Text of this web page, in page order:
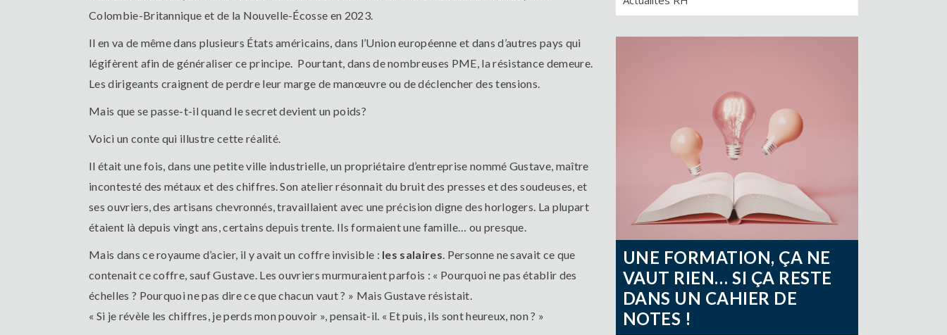
Colombie-Britannique et de la Nouvelle-Écosse en 2023.
Il en va de même dans plusieurs États américains, dans l’Union européenne et dans d’autres pays qui
légifèrent afin de généraliser ce principe. Pourtant, dans de nombreuses PME, la résistance demeure.
Les dirigeants craignent de perdre leur marge de manœuvre ou de déclencher des tensions.
Mais que se passe-t-il quand le secret devient un poids?
Voici un conte qui illustre cette réalité.
Il était une fois, dans une petite ville industrielle, un propriétaire d’entreprise nommé Gustave, maître
incontesté des métaux et des chiffres. Son atelier résonnait du bruit des presses et des soudeuses, et
ses ouvriers, des artisans chevronnés, travaillaient avec une précision digne des horlogers. La plupart
étaient là depuis vingt ans, certains depuis trente. Ils formaient une famille… ou presque.
Mais dans ce royaume d’acier, il y avait un coffre invisible : les salaires . Personne ne savait ce que
contenait ce coffre, sauf Gustave. Les ouvriers murmuraient parfois : « Pourquoi ne pas établir des
échelles ? Pourquoi ne pas dire ce que chacun vaut ? » Mais Gustave résistait.
« Si je révèle les chiffres, je perds mon pouvoir », pensait-il. « Et puis, ils sont heureux, non ? »
UNE FORMATION, ÇA NE
VAUT RIEN… SI ÇA RESTE
DANS UN CAHIER DE
NOTES !